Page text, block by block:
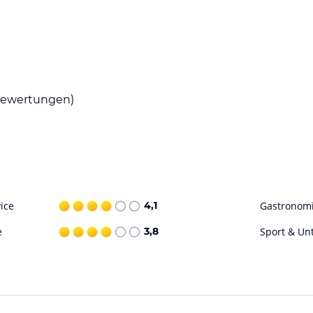
Boccia, Beachvolleyball, Basketball,
und Aqua-Fitness, sowie Surf- und
und drei Außenpools sowie einen
Gewähr. Bitte lies vor der Buchung die
4,1
3,8 Sport &